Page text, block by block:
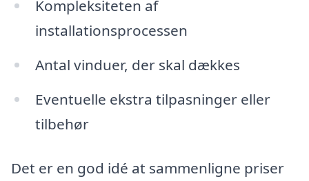
Kompleksiteten af
installationsprocessen
Antal vinduer, der skal dækkes
Eventuelle ekstra tilpasninger eller
tilbehør
Det er en god idé at sammenligne priser